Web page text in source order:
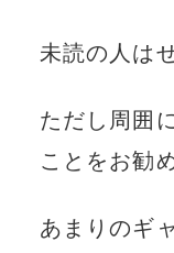
未読の人は
ただし周囲
ことをお勧
あまりのギ